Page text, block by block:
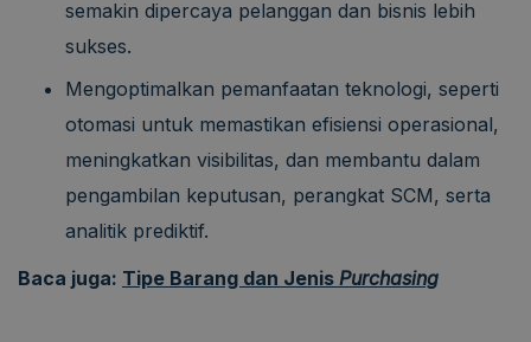
semakin dipercaya pelanggan dan bisnis lebih
sukses.
Mengoptimalkan pemanfaatan teknologi, seperti
otomasi untuk memastikan efisiensi operasional,
meningkatkan visibilitas, dan membantu dalam
pengambilan keputusan, perangkat SCM, serta
analitik prediktif.
Baca juga: Tipe Barang dan Jenis Purchasing